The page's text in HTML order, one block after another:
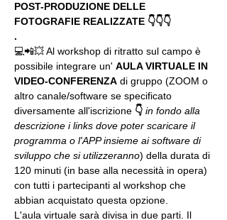
POST-PRODUZIONE DELLE
FOTOGRAFIE REALIZZATE 👇👇👇
.
💻📲💥 Al workshop di ritratto sul campo è
possibile integrare un' AULA VIRTUALE IN
VIDEO-CONFERENZA di gruppo (ZOOM o
altro canale/software se specificato
diversamente all'iscrizione 👇 in fondo alla
descrizione i links dove poter scaricare il
programma o l'APP insieme ai software di
sviluppo che si utilizzeranno) della durata di
120 minuti (in base alla necessità in opera)
con tutti i partecipanti al workshop che
abbian acquistato questa opzione.
L'aula virtuale sarà divisa in due parti. Il